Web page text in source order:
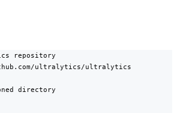
repository
ultralytics/ultralytics
directory